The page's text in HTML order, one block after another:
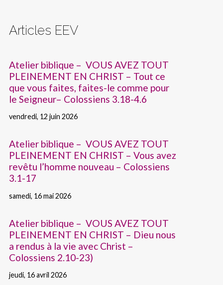
Articles EEV
Atelier biblique – VOUS AVEZ TOUT
PLEINEMENT EN CHRIST – Tout ce
que vous faites, faites-le comme pour
le Seigneur– Colossiens 3.18-4.6
vendredi, 12 juin 2026
Atelier biblique – VOUS AVEZ TOUT
PLEINEMENT EN CHRIST – Vous avez
revêtu l’homme nouveau – Colossiens
3.1-17
samedi, 16 mai 2026
Atelier biblique – VOUS AVEZ TOUT
PLEINEMENT EN CHRIST – Dieu nous
a rendus à la vie avec Christ –
Colossiens 2.10-23)
jeudi, 16 avril 2026